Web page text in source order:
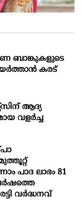
ബാങ്കുകളുടെ
കരട്
ആദ്യ
വളർച്ച
പാദ ലാഭം 81
വർദ്ധനവ്